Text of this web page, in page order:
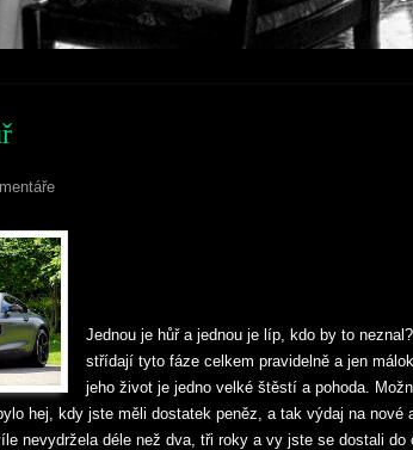
Jednou je hůř a jednou je líp, kdo by to
střídají tyto fáze celkem pravidelně a jen
jeho život je jedno velké štěstí a pohoda.
hej, kdy jste měli dostatek peněz, a tak výdaj na nové
nevydržela déle než dva, tři roky a vy jste se dostali do